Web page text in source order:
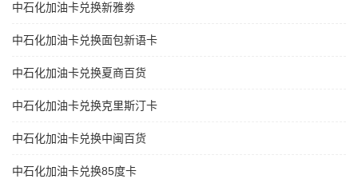
中石化加油卡兑换新雅劵
中石化加油卡兑换面包新语卡
中石化加油卡兑换夏商百货
中石化加油卡兑换克里斯汀卡
中石化加油卡兑换中闽百货
中石化加油卡兑换85度卡